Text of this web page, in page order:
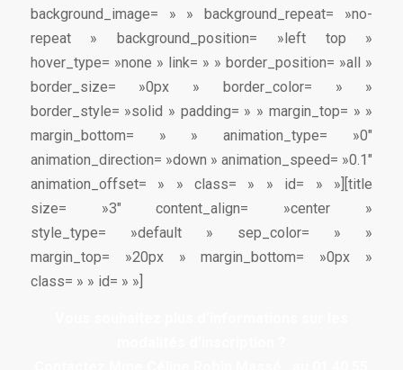
background_image= » » background_repeat= »no-
repeat » background_position= »left top »
hover_type= »none » link= » » border_position= »all »
border_size= »0px » border_color= » »
border_style= »solid » padding= » » margin_top= » »
margin_bottom= » » animation_type= »0″
animation_direction= »down » animation_speed= »0.1″
animation_offset= » » class= » » id= » »][title
size= »3″ content_align= »center »
style_type= »default » sep_color= » »
margin_top= »20px » margin_bottom= »0px »
class= » » id= » »]